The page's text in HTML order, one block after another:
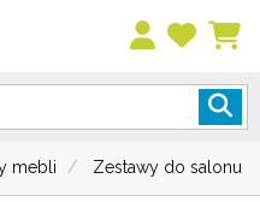
mebli Zestawy do salonu